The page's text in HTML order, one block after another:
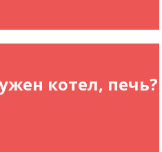
котел, печь?